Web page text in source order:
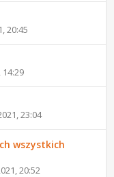
20:45
23:04
wszystkich
20:52